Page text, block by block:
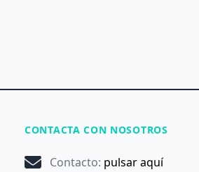
CONTACTA CON NOSOTROS
Contacto: pulsar aquí